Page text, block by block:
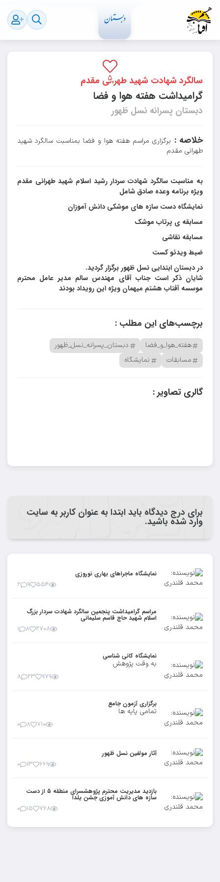
۵۶۹ پارسال
۵
سالگرد شهادت شهید طهرانی مقدم
گرامیداشت هفته هوا و فضا
دبستان پسرانه نسل ظهور
خلاصه : برگزاری مراسم هفته هوا و فضا بمناسبت سالگرد شهید
طهرانی مقدم
به مناسبت سالگرد شهادت سردار رشید اسلام شهید طهرانی مقدم
ویژه برنامه وعده صادق شامل
نمایشگاه دست سازه های موشکی دانش آموزان
مسابقه ی پرتاب موشک
مسابقه نقاشی
ضبط ویدئو کست
در دبستان ابتدایی نسل ظهور برگزار گردید.
شایان ذکر است جناب آقای مهندس سالم مدیر عامل محترم
موسسه آفتاب هشتم میهمان ویژه این رویداد بودند
برچسب‌های این مطلب :
هفته_هوا_و_فضا
دبستان_پسرانه_نسل_ظهور
مسابقات
نمایشگاه
گالری تصاویر :
برای درج دیدگاه باید ابتدا به عنوان کاربر به سایت
وارد شده باشید.
نمایشگاه ماجراهای بهاری نوروزی
۵۵۴ ۹ ۲
مراسم گرامیداشت پنجمین سالگرد شهادت سردار بزرگ
اسلام شهید حاج قاسم سلیمانی
۲۷۰۸ ۸ ۱
نمایشگاه کانی شناسی
به وقت پژوهش
۹۷۹ ۲۳ ۸
برگزاری آزمون جامع
تمامی پایه ها
۷۱۰ ۸ ۰
آثار مولفین نسل ظهور
۶۶۹ ۱۳ ۰
بازدید مدیریت محترم پژوهشسرای منطقه ۵ از دست
سازه های دانش آموزی جشن یلدا
۷۶۸ ۱۵ ۰